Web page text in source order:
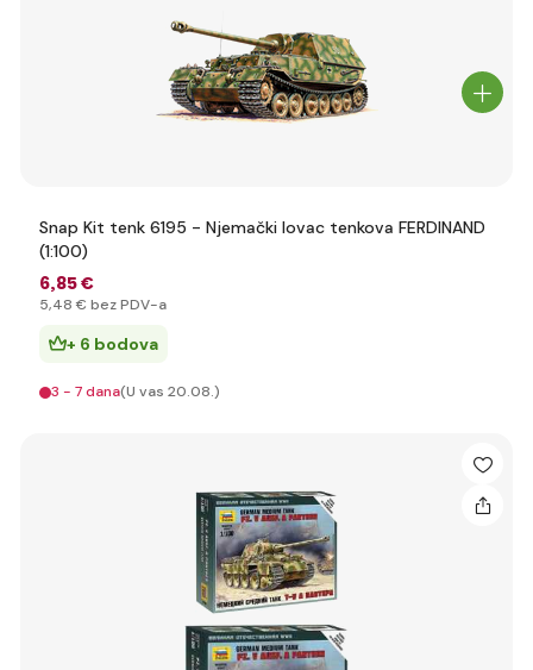
Snap Kit tenk 6195 - Njemački lovac tenkova FERDINAND
(1:100)
6,85 €
5,48 € bez PDV-a
+ 6 bodova
3 - 7 dana(U vas 20.08.)